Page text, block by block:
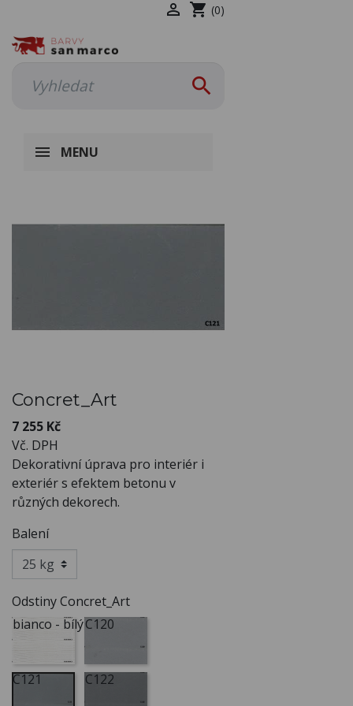
 shopping_cart (0)

MENU
Concret_Art
7 255 Kč
Vč. DPH
Dekorativní úprava pro interiér i
exteriér s efektem betonu v
různých dekorech.
Balení
Odstiny Concret_Art
bianco - bílýC120
C121 C122